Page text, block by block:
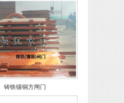
铸铁镶铜方闸门